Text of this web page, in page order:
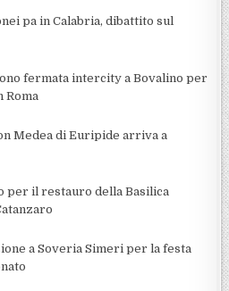
pa in Calabria, dibattito sul
fermata intercity a Bovalino per
Roma
Medea di Euripide arriva a
per il restauro della Basilica
a Soveria Simeri per la festa